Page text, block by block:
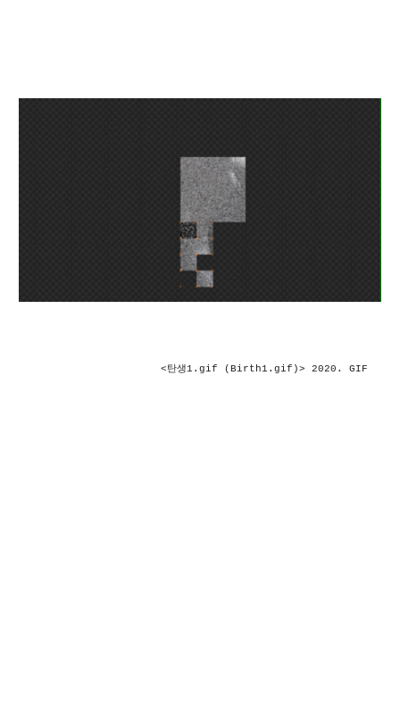
<탄생1.gif (Birth1.gif)> 2020. GIF